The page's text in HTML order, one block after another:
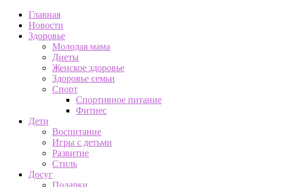
Главная
Новости
Здоровье
Молодая мама
Диеты
Женское здоровье
Здоровье семьи
Спорт
Спортивное питание
Фитнес
Дети
Воспитание
Игры с детьми
Развитие
Стиль
Досуг
Подарки